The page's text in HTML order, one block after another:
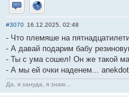
Отправить личное
Сайт
#3070 16.12.2025, 02:48
- Что племяше на
- А давай подарим бабу
- Ты с ума сошел! Он же такой
- А мы ей очки наденем...
Да, я зануда, я знаю...